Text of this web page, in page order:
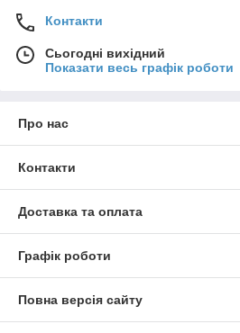
Контакти
Сьогодні вихідний
Показати весь графік роботи
Про нас
Контакти
Доставка та оплата
Графік роботи
Повна версія сайту